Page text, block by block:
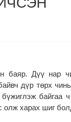
баяр. Дүү нар
дүр төрх
байгаа
олж харах шиг